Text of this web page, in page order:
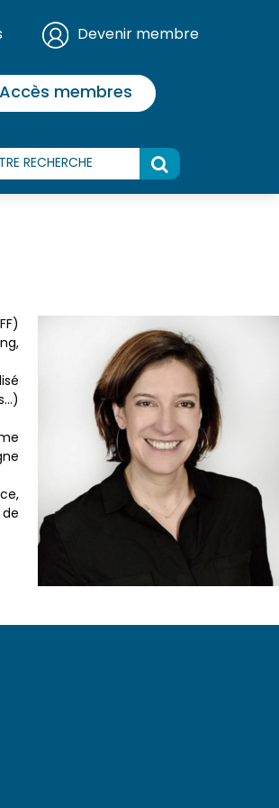
Devenir membre
Accès membres